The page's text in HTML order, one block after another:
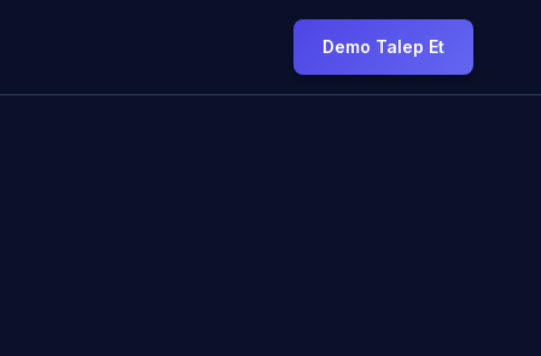
Demo Talep Et